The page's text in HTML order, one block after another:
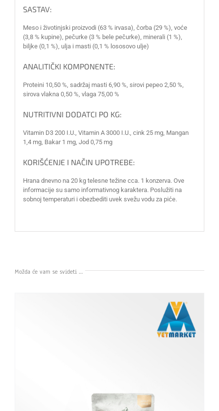
SASTAV:
Meso i životinjski proizvodi (63 % irvasa), čorba (29 %), voće
(3,8 % kupine), pečurke (3 % bele pečurke), minerali (1 %),
biljke (0,1 %), ulja i masti (0,1 % lososovo ulje)
ANALITIČKI KOMPONENTE:
Proteini 10,50 %, sadržaj masti 6,90 %, sirovi pepeo 2,50 %,
sirova vlakna 0,50 %, vlaga 75,00 %
NUTRITIVNI DODATCI PO KG:
Vitamin D3 200 I.U., Vitamin A 3000 I.U., cink 25 ​​mg, Mangan
1,4 mg, Bakar 1 mg, Jod 0,75 mg
KORIŠĆENJE I NAČIN UPOTREBE:
Hrana dnevno na 20 kg telesne težine cca. 1 konzerva. Ove
informacije su samo informativnog karaktera. Poslužiti na
sobnoj temperaturi i obezbediti uvek svežu vodu za piće.
Možda će vam se svideti …